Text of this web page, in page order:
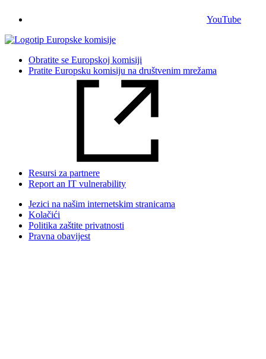
YouTube
Obratite se Europskoj komisiji
Pratite Europsku komisiju na društvenim mrežama
Resursi za partnere
Report an IT vulnerability
Jezici na našim internetskim stranicama
Kolačići
Politika zaštite privatnosti
Pravna obavijest